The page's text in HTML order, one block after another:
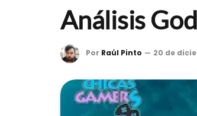
Análisis
Por Raúl Pinto 20 de